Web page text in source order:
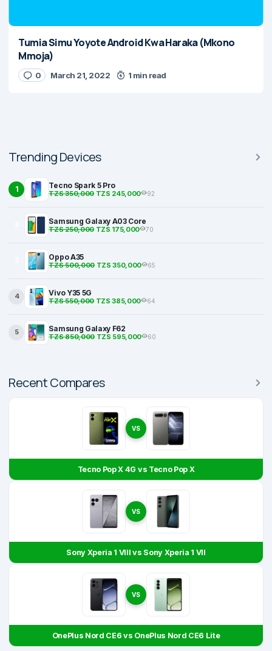
Tumia Simu Yoyote Android Kwa Haraka (Mkono
Mmoja)
0 March 21, 2022 1 min read
Trending Devices
1 Tecno Spark 5 Pro
TZS 350,000TZS 245,000 92
Samsung Galaxy A03 Core
TZS 250,000TZS 175,000 70
Oppo A35
TZS 500,000TZS 350,000 65
4 Vivo Y35 5G
TZS 550,000TZS 385,000 64
5 Samsung Galaxy F62
TZS 850,000TZS 595,000 60
Recent Compares
VS
Tecno Pop X 4G vs Tecno Pop X
VS
Sony Xperia 1 VIII vs Sony Xperia 1 VII
VS
OnePlus Nord CE6 vs OnePlus Nord CE6 Lite